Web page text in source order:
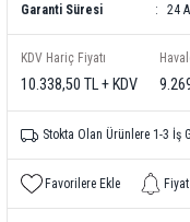
Garanti Süresi
24
KDV Hariç Fiyatı
10.338,50 TL + KDV
Stokta Olan Ürünlere 1-3 İş
Fiyat